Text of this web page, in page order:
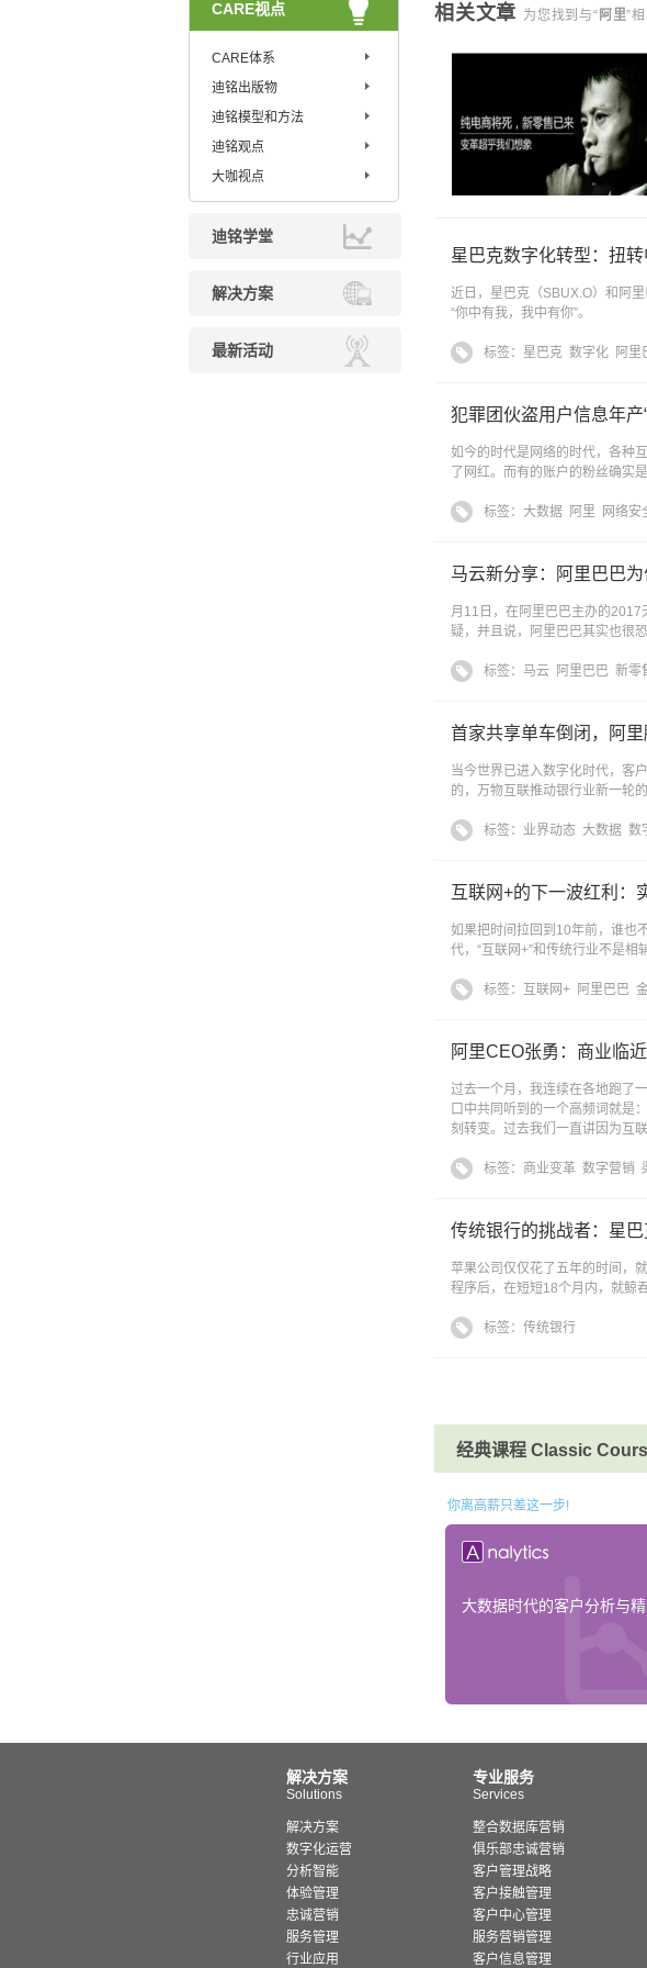
CARE视点
CARE体系
迪铭出版物
迪铭模型和方法
迪铭观点
大咖视点
迪铭学堂
解决方案
最新活动
相关文章 为您找到与“ 阿里”
星巴克数字化转型：扭转
近日，星巴克（SBUX.O）和阿
“你中有我，我中有你”。
标签： 星巴克 数字化 阿里
犯罪团伙盗用户信息年产
如今的时代是网络的时代，各种
了网红。而有的账户的粉丝确实
标签： 大数据 阿里 网络安
马云新分享：阿里巴巴
月11日，在阿里巴巴主办的
疑，并且说，阿里巴巴其实也很恐
标签： 马云 阿里巴巴 新零
首家共享单车倒闭，阿里
当今世界已进入数字化时代，客
的，万物互联推动银行业新一轮
标签： 业界动态 大数据 数
互联网+的下一波红利：
如果把时间拉回到10年前，谁也
代，“互联网+”和传统行业不是相
标签： 互联网+ 阿里巴巴
阿里CEO张勇：商业临
过去一个月，我连续在各地跑了
口中共同听到的一个高频词就是
刻转变。过去我们一直讲因为互
标签： 商业变革 数字营销
传统银行的挑战者：星
苹果公司仅仅花了五年的时间，
程序后，在短短18个月内，就鲸
标签： 传统银行
经典课程 Classic
你离高薪只差这一步!
大数据时代的客户分析与
解决方案
Solutions
解决方案
数字化运营
分析智能
体验管理
忠诚营销
服务管理
行业应用
专业服务
Services
整合数据库营销
俱乐部忠诚营销
客户管理战略
客户接触管理
客户中心管理
服务营销管理
客户信息管理